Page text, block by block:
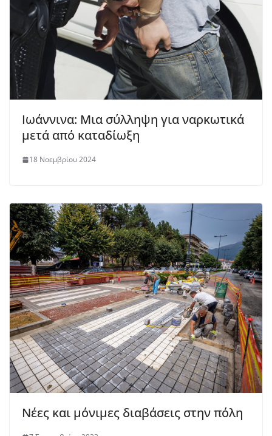
Ιωάννινα: Μια σύλληψη για ναρκωτικά
μετά από καταδίωξη
18 Νοεμβρίου 2024
Νέες και μόνιμες διαβάσεις στην πόλη